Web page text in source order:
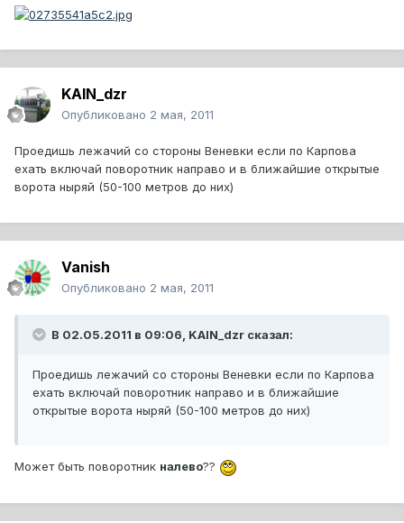
KAIN_dzr
Опубликовано 2 мая, 2011
Проедишь лежачий со стороны Веневки если по Карпова
ехать включай поворотник направо и в ближайшие открытые
ворота ныряй (50-100 метров до них)
Vanish
Опубликовано 2 мая, 2011
В 02.05.2011 в 09:06, KAIN_dzr сказал:
Проедишь лежачий со стороны Веневки если по Карпова
ехать включай поворотник направо и в ближайшие
открытые ворота ныряй (50-100 метров до них)
Может быть поворотник налево??